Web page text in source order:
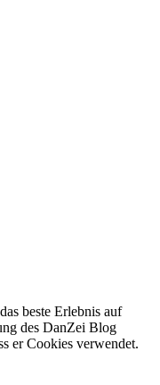
beste Erlebnis auf
des DanZei Blog
er Cookies verwendet.